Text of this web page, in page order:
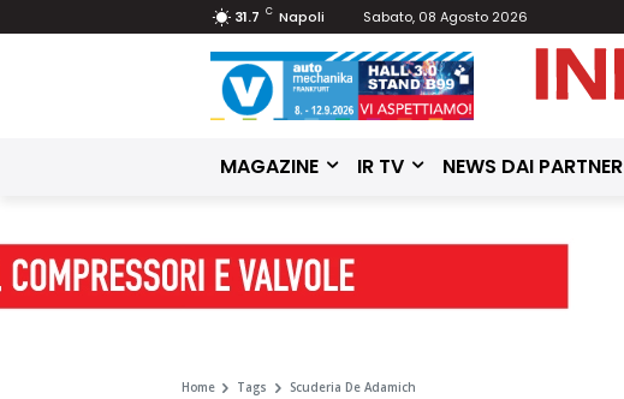
31.7 C Napoli Sabato, 08 Agosto 2026
MAGAZINE IR TV NEWS DAI PARTNER
Home Tags Scuderia De Adamich